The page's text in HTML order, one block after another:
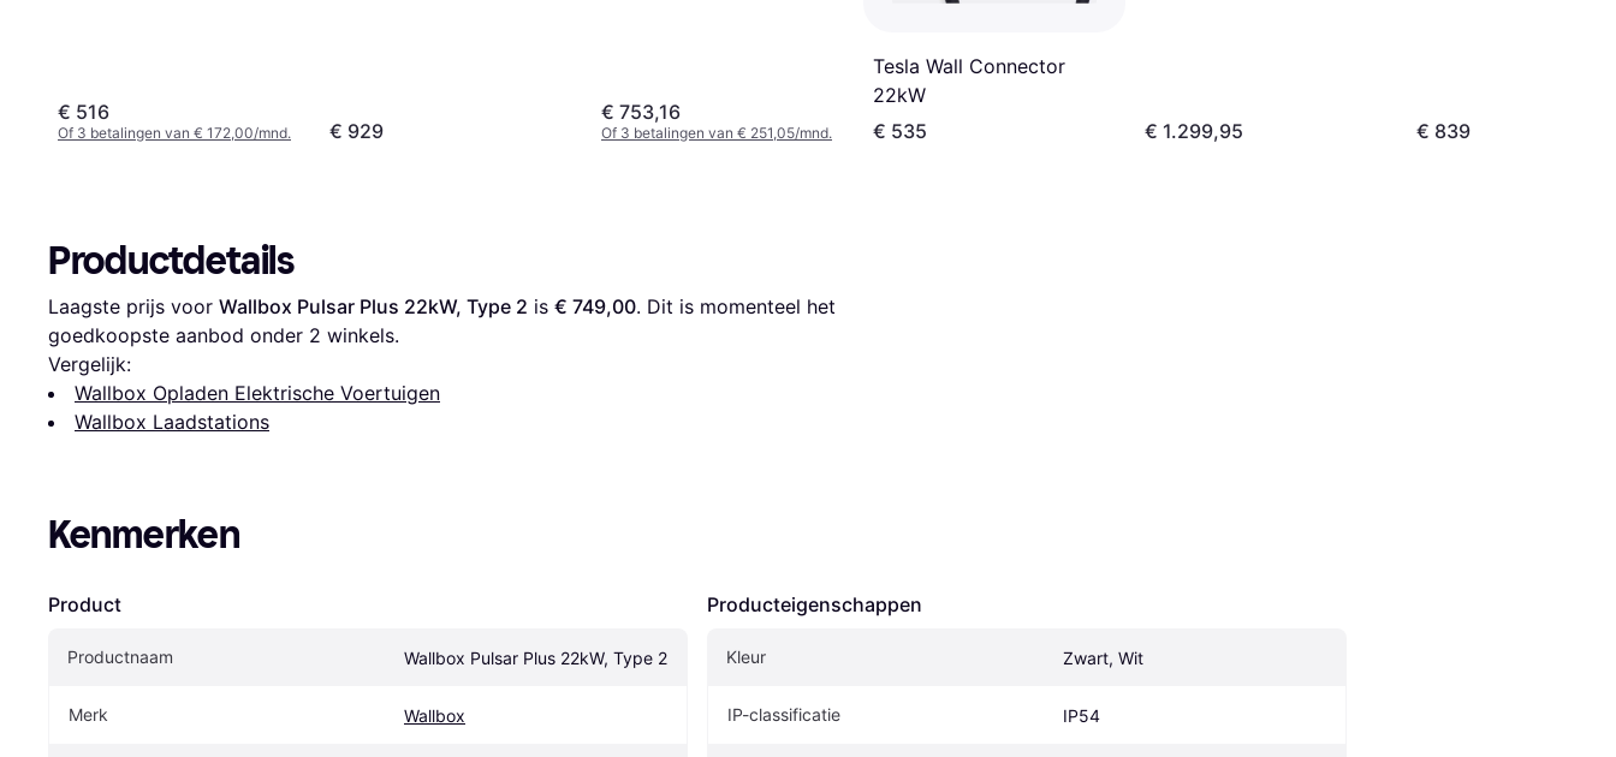
€ 516
Of 3 betalingen van € 172,00/mnd. € 929
€ 753,16
Of 3 betalingen van € 251,05/mnd.
Tesla Wall Connector
22kW
€ 535
€ 1.299,95 € 839
Productdetails
Laagste prijs voor Wallbox Pulsar Plus 22kW, Type 2 is € 749,00. Dit is momenteel het
goedkoopste aanbod onder 2 winkels.
Vergelijk:
Wallbox Opladen Elektrische Voertuigen
Wallbox Laadstations
Kenmerken
Product
Productnaam Wallbox Pulsar Plus 22kW, Type 2
Merk Wallbox
Producteigenschappen
Kleur Zwart, Wit
IP-classificatie IP54